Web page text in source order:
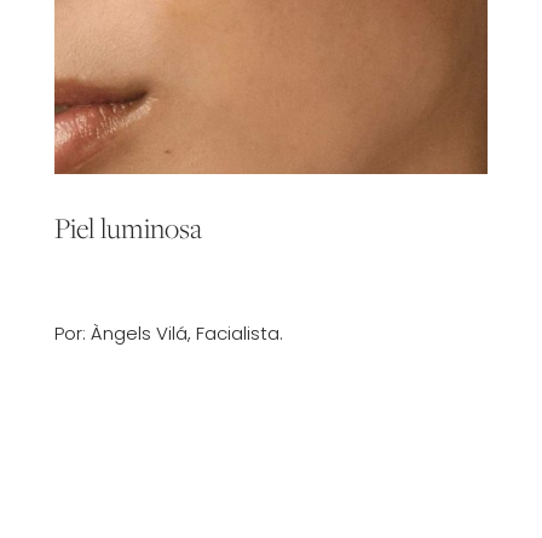
Piel luminosa
Por: Àngels Vilá, Facialista.